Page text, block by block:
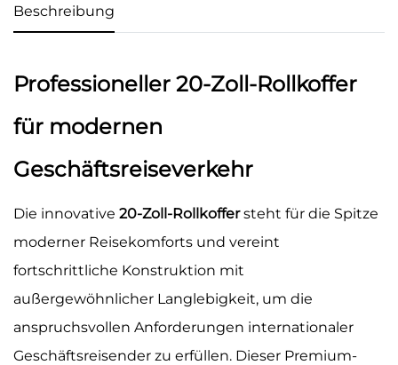
Beschreibung
Professioneller 20-Zoll-Rollkoffer
für modernen
Geschäftsreiseverkehr
Die innovative 20-Zoll-Rollkoffersteht für die Spitze
moderner Reisekomforts und vereint
fortschrittliche Konstruktion mit
außergewöhnlicher Langlebigkeit, um die
anspruchsvollen Anforderungen internationaler
Geschäftsreisender zu erfüllen. Dieser Premium-